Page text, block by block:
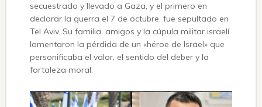
secuestrado y llevado a Gaza, y el primero en
declarar la guerra el 7 de octubre, fue sepultado en
Tel Aviv. Su familia, amigos y la cúpula militar israelí
lamentaron la pérdida de un «héroe de Israel» que
personificaba el valor, el sentido del deber y la
fortaleza moral.